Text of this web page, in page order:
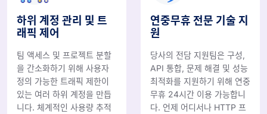
하위 계정 관리 및 트
래픽 제어
팀 액세스 및 프로젝트 분할
을 간소화하기 위해 사용자
정의 가능한 트래픽 제한이
있는 여러 하위 계정을 만듭
니다. 체계적인 사용량 추적
연중무휴 전문 기술 지
원
당사의 전담 지원팀은 구성,
API 통합, 문제 해결 및 성능
최적화를 지원하기 위해 연중
무휴 24시간 이용 가능합니
다. 언제 어디서나 HTTP 프